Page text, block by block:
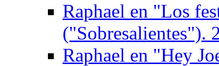
Raphael en "Los
("Sobresalientes").
Raphael en "Hey